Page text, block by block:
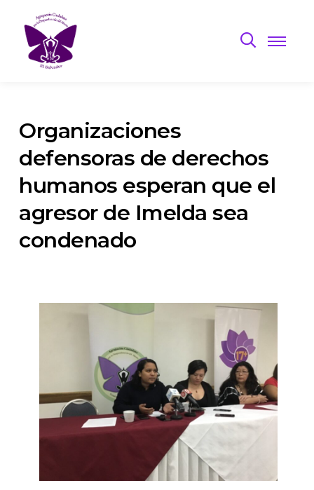
Organizaciones
defensoras de derechos
humanos esperan que el
agresor de Imelda sea
condenado